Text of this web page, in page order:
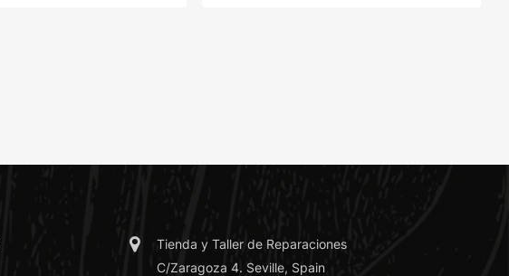
Tienda y Taller de Reparaciones
C/Zaragoza 4. Seville, Spain